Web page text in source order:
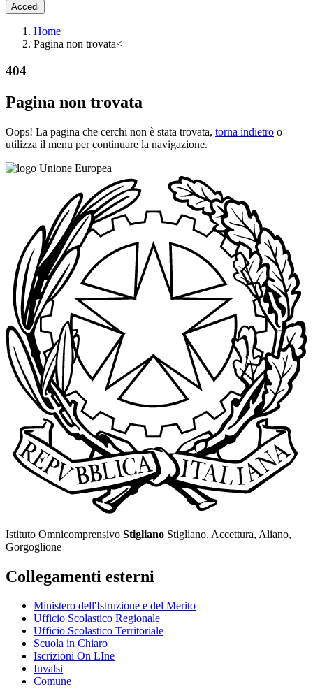
Home
Pagina non trovata<
404
Pagina non trovata
Oops! La pagina che cerchi non è stata trovata, torna indietro o
utilizza il menu per continuare la navigazione.
Istituto Omnicomprensivo Stigliano Stigliano, Accettura, Aliano,
Gorgoglione
Collegamenti esterni
Ministero dell'Istruzione e del Merito
Ufficio Scolastico Regionale
Ufficio Scolastico Territoriale
Scuola in Chiaro
Iscrizioni On LIne
Invalsi
Comune